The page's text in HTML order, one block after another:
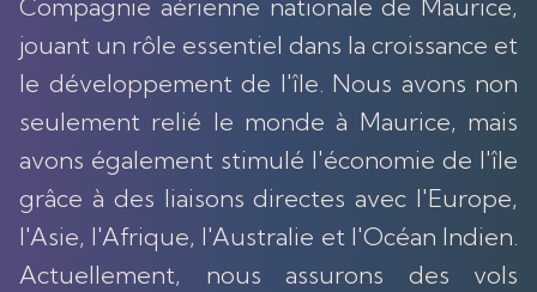
Compagnie aérienne nationale de Maurice,
jouant un rôle essentiel dans la croissance et
le développement de l'île. Nous avons non
seulement relié le monde à Maurice, mais
avons également stimulé l'économie de l'île
grâce à des liaisons directes avec l'Europe,
l'Asie, l'Afrique, l'Australie et l'Océan Indien.
Actuellement, nous assurons des vols